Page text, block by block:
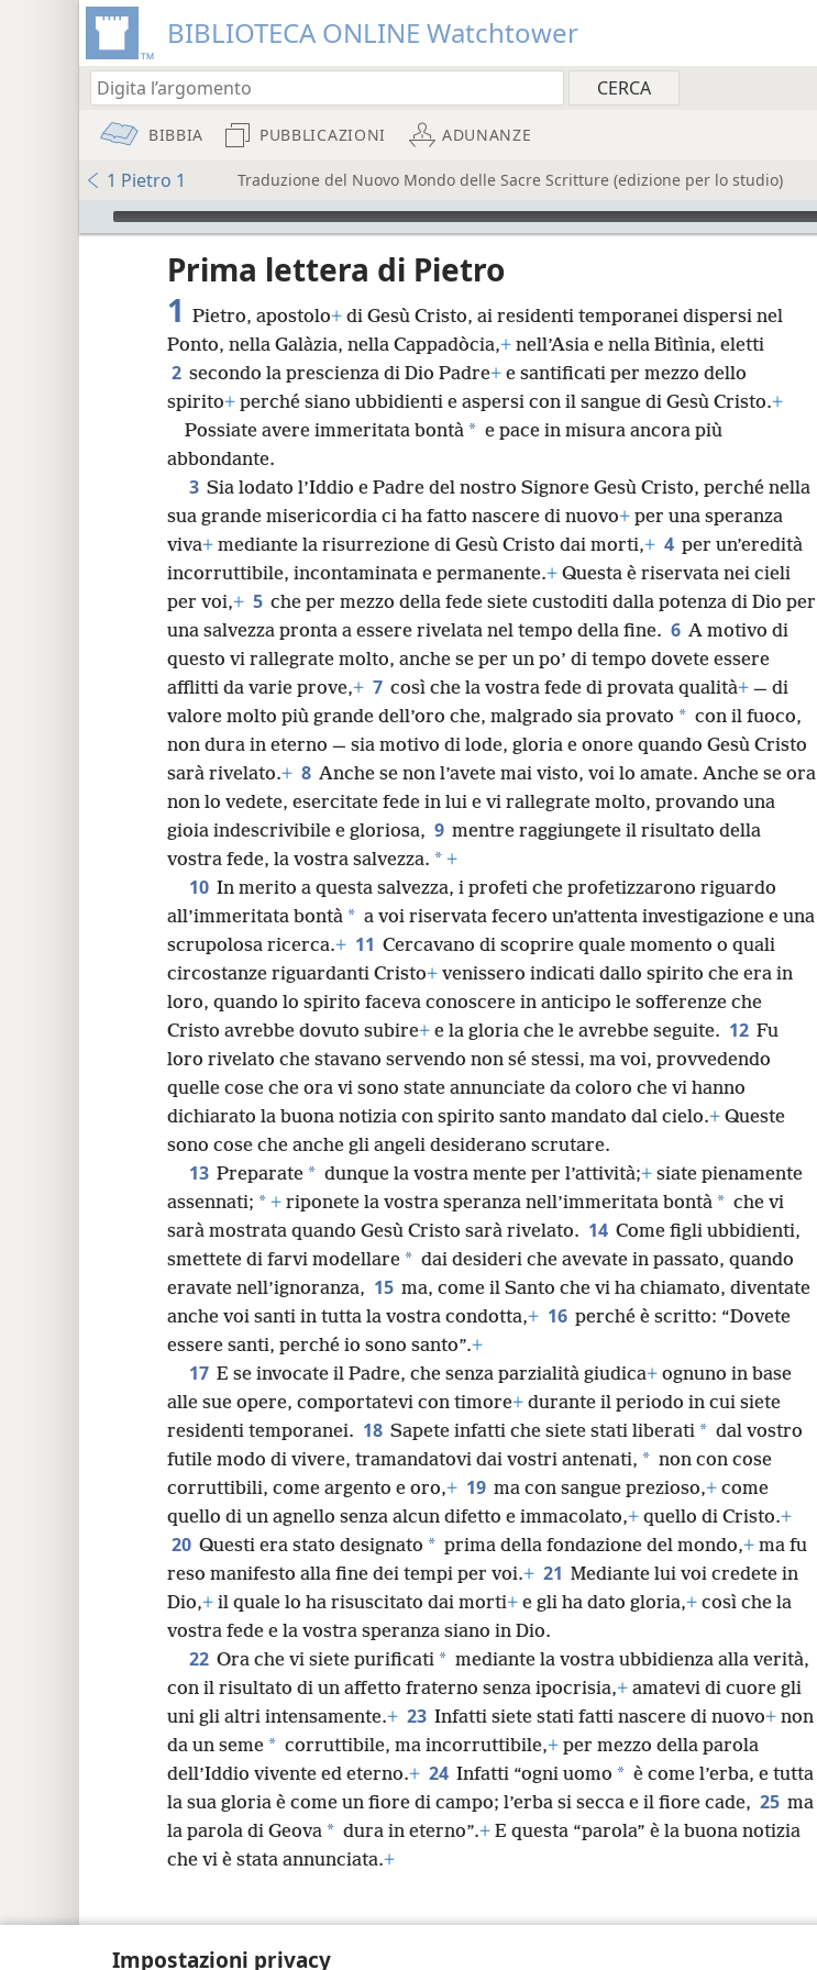
Impostazioni privacy
BIBLIOTECA ONLINE Watchtower
BIBBIA PUBBLICAZIONI ADUNANZE
1 Pietro 1 Traduzione del Nuovo Mondo delle Sacre Scritture (edizione per lo studio)
Audio Player
Prima lettera di Pietro
1 Pietro, apostolo+ di Gesù Cristo, ai residenti temporanei dispersi nel
Ponto, nella Galàzia, nella Cappadòcia,+ nell’Asia e nella Bitìnia, eletti
2 secondo la prescienza di Dio Padre+ e santificati per mezzo dello
spirito+ perché siano ubbidienti e aspersi con il sangue di Gesù Cristo.+
Possiate avere immeritata bontà * e pace in misura ancora più
abbondante.
3 Sia lodato l’Iddio e Padre del nostro Signore Gesù Cristo, perché nella
sua grande misericordia ci ha fatto nascere di nuovo+ per una speranza
viva+ mediante la risurrezione di Gesù Cristo dai morti,+ 4 per un’eredità
incorruttibile, incontaminata e permanente.+ Questa è riservata nei cieli
per voi,+ 5 che per mezzo della fede siete custoditi dalla potenza di Dio per
una salvezza pronta a essere rivelata nel tempo della fine. 6 A motivo di
questo vi rallegrate molto, anche se per un po’ di tempo dovete essere
afflitti da varie prove,+ 7 così che la vostra fede di provata qualità+ — di
valore molto più grande dell’oro che, malgrado sia provato * con il fuoco,
non dura in eterno — sia motivo di lode, gloria e onore quando Gesù Cristo
sarà rivelato.+ 8 Anche se non l’avete mai visto, voi lo amate. Anche se ora
non lo vedete, esercitate fede in lui e vi rallegrate molto, provando una
gioia indescrivibile e gloriosa, 9 mentre raggiungete il risultato della
vostra fede, la vostra salvezza. * +
10 In merito a questa salvezza, i profeti che profetizzarono riguardo
all’immeritata bontà * a voi riservata fecero un’attenta investigazione e una
scrupolosa ricerca.+ 11 Cercavano di scoprire quale momento o quali
circostanze riguardanti Cristo+ venissero indicati dallo spirito che era in
loro, quando lo spirito faceva conoscere in anticipo le sofferenze che
Cristo avrebbe dovuto subire+ e la gloria che le avrebbe seguite. 12 Fu
loro rivelato che stavano servendo non sé stessi, ma voi, provvedendo
quelle cose che ora vi sono state annunciate da coloro che vi hanno
dichiarato la buona notizia con spirito santo mandato dal cielo.+ Queste
sono cose che anche gli angeli desiderano scrutare.
13 Preparate * dunque la vostra mente per l’attività;+ siate pienamente
assennati; * + riponete la vostra speranza nell’immeritata bontà * che vi
sarà mostrata quando Gesù Cristo sarà rivelato. 14 Come figli ubbidienti,
smettete di farvi modellare * dai desideri che avevate in passato, quando
eravate nell’ignoranza, 15 ma, come il Santo che vi ha chiamato, diventate
anche voi santi in tutta la vostra condotta,+ 16 perché è scritto: “Dovete
essere santi, perché io sono santo”.+
17 E se invocate il Padre, che senza parzialità giudica+ ognuno in base
alle sue opere, comportatevi con timore+ durante il periodo in cui siete
residenti temporanei. 18 Sapete infatti che siete stati liberati * dal vostro
futile modo di vivere, tramandatovi dai vostri antenati, * non con cose
corruttibili, come argento e oro,+ 19 ma con sangue prezioso,+ come
quello di un agnello senza alcun difetto e immacolato,+ quello di Cristo.+
20 Questi era stato designato * prima della fondazione del mondo,+ ma fu
reso manifesto alla fine dei tempi per voi.+ 21 Mediante lui voi credete in
Dio,+ il quale lo ha risuscitato dai morti+ e gli ha dato gloria,+ così che la
vostra fede e la vostra speranza siano in Dio.
22 Ora che vi siete purificati * mediante la vostra ubbidienza alla verità,
con il risultato di un affetto fraterno senza ipocrisia,+ amatevi di cuore gli
uni gli altri intensamente.+ 23 Infatti siete stati fatti nascere di nuovo+ non
da un seme * corruttibile, ma incorruttibile,+ per mezzo della parola
dell’Iddio vivente ed eterno.+ 24 Infatti “ogni uomo * è come l’erba, e tutta
la sua gloria è come un fiore di campo; l’erba si secca e il fiore cade, 25 ma
la parola di Geova * dura in eterno”.+ E questa “parola” è la buona notizia
che vi è stata annunciata.+